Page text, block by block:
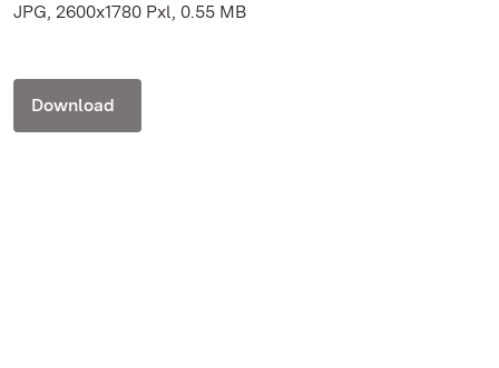
JPG, 2600x1780 Pxl, 0.55 MB
Download